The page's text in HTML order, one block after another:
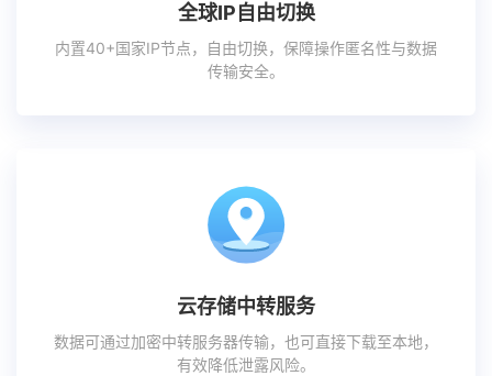
全球IP自由切换
内置40+国家IP节点，自由切换，保障操作匿名性与数据
传输安全。
云存储中转服务
数据可通过加密中转服务器传输，也可直接下载至本地，
有效降低泄露风险。